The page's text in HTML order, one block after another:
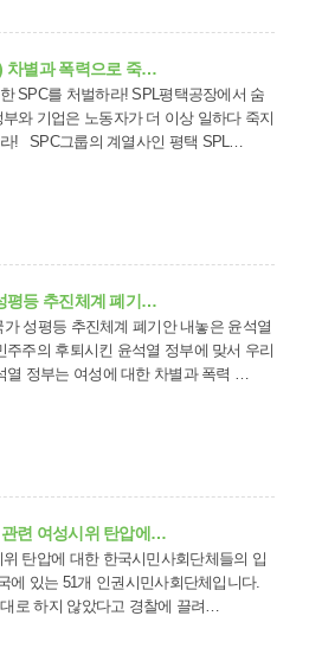
차별과 폭력으로 죽…
SPC를 처벌하라! SPL평택공장에서 숨
와 기업은 노동자가 더 이상 일하다 죽지
않을 근본적인 대책을 마련하라! SPC그룹의 계열사인 평택 SPL…
평등 추진체계 폐기…
성평등 추진체계 폐기안 내놓은 윤석열
정부는 여성에 대한 차별과 폭력 …
련 여성시위 탄압에…
탄압에 대한 한국시민사회단체들의 입
로 하지 않았다고 경찰에 끌려…